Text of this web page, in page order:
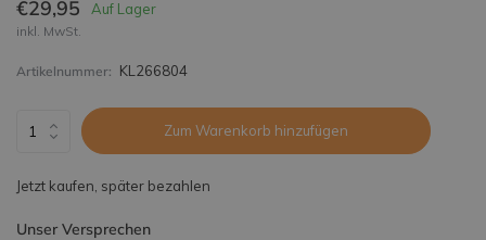
€29,95 Auf Lager
inkl. MwSt.
Artikelnummer: KL266804
Zum Warenkorb hinzufügen
Jetzt kaufen, später bezahlen
Unser Versprechen